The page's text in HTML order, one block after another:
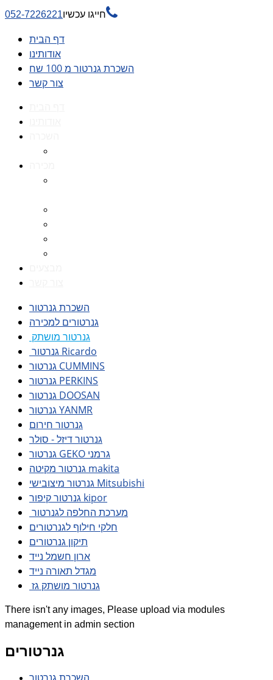
חייגו עכשיו052-7226221 
דף הבית
אודותינו
השכרת גנרטור מ 100 שח
צור קשר
השכרת גנרטור
גנרטורים למכירה
גנרטור מושתק
גנרטור Ricardo
גנרטור CUMMINS
גנרטור PERKINS
גנרטור DOOSAN
גנרטור YANMR
גנרטור חירום
גנרטור דיזל - סולר
גנרטור GEKO גרמני
גנרטור מקיטה makita
גנרטור מיצובישי Mitsubishi
גנרטור קיפור kipor
מערכת החלפה לגנרטור
חלקי חילוף לגנרטורים
תיקון גנרטורים
ארון חשמל נייד
מגדל תאורה נייד
גנרטור מושתק גז
There isn't any images, Please upload via modules
management in admin section
גנרטורים
השכרת גנרטור